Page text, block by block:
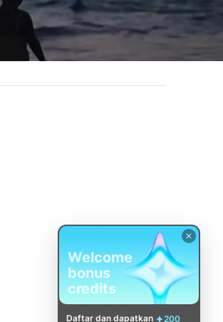
Welcome
bonus
credits
Daftar dan dapatkan 200